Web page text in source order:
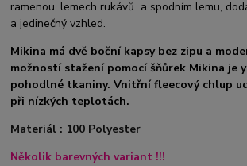
ramenou, lemech rukávů a spodním lemu,
a jedinečný vzhled.
Mikina má dvě boční kapsy bez zipu a
možností stažení pomocí šňůrek Mikina je
pohodlné tkaniny. Vnitřní fleecový chlup
při nízkých teplotách.
Materiál : 100 Polyester
Několik barevných variant !!!